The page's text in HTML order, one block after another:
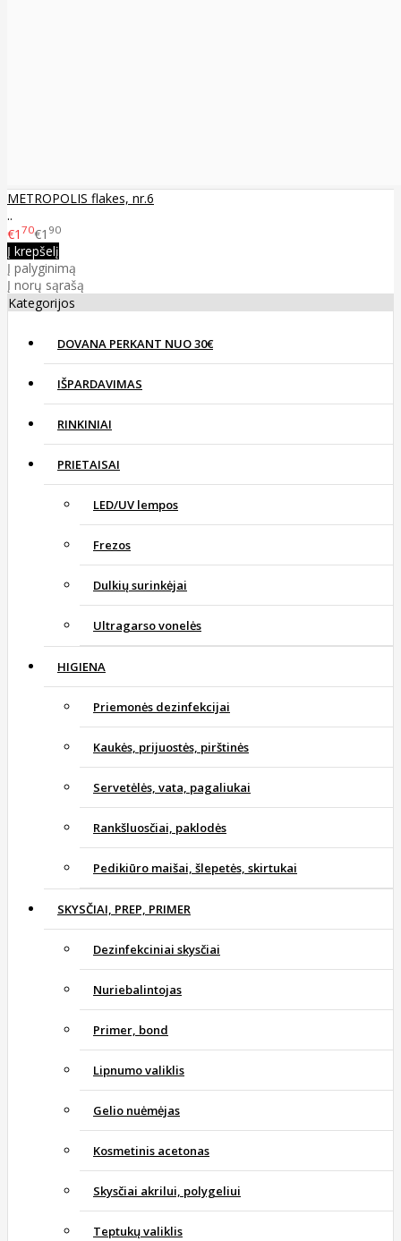
METROPOLIS flakes, nr.6
..
€1 70€1 90
Į krepšelį
Į palyginimą
Į norų sąrašą
Kategorijos
DOVANA PERKANT NUO 30€
IŠPARDAVIMAS
RINKINIAI
PRIETAISAI
LED/UV lempos
Frezos
Dulkių surinkėjai
Ultragarso vonelės
HIGIENA
Priemonės dezinfekcijai
Kaukės, prijuostės, pirštinės
Servetėlės, vata, pagaliukai
Rankšluosčiai, paklodės
Pedikiūro maišai, šlepetės, skirtukai
SKYSČIAI, PREP, PRIMER
Dezinfekciniai skysčiai
Nuriebalintojas
Primer, bond
Lipnumo valiklis
Gelio nuėmėjas
Kosmetinis acetonas
Skysčiai akrilui, polygeliui
Teptukų valiklis